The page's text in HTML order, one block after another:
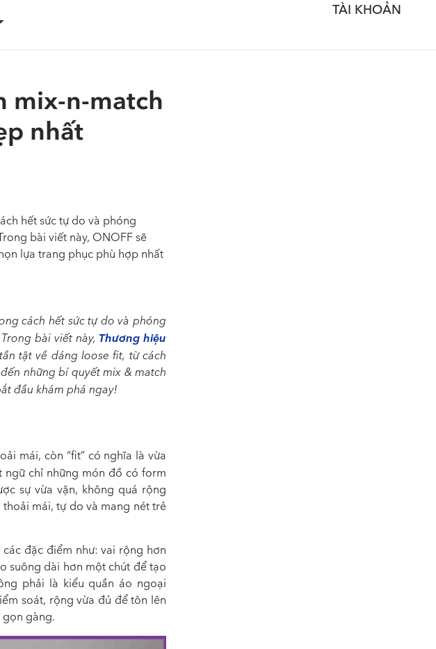
TÀI KHOẢN
mix-n-match
nhất
hết sức tự do và phóng
bài viết này, ONOFF sẽ
lựa trang phục phù hợp nhất
cách hết sức tự do và phóng
bài viết này,Thương hiệu
tật về dáng loose fit, từ cách
những bí quyết mix & match
đầu khám phá ngay!
mái, còn “fit” có nghĩa là vừa
ngữ chỉ những món đồ có form
sự vừa vặn, không quá rộng
mái, tự do và mang nét trẻ
đặc điểm như: vai rộng hơn
suông dài hơn một chút để tạo
phải là kiểu quần áo ngoại
soát, rộng vừa đủ để tôn lên
gàng.